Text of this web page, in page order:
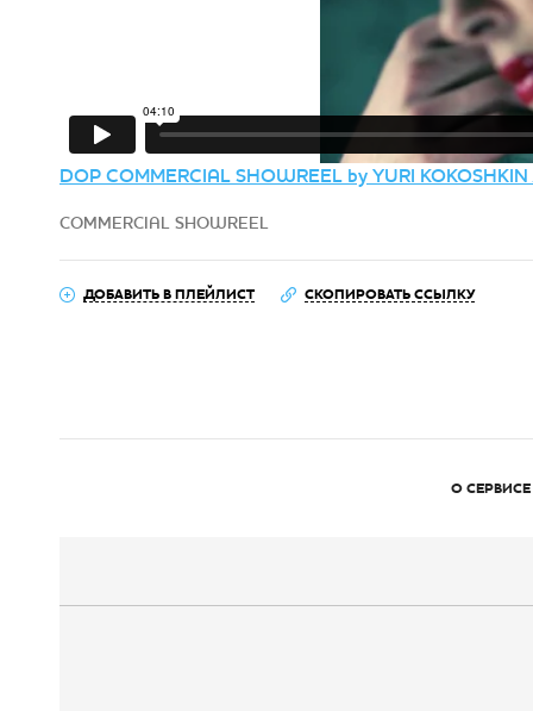
DOP COMMERCIAL SHOWREEL by YURI
COMMERCIAL SHOWREEL
ДОБАВИТЬ В ПЛЕЙЛИСТ СКОПИРОВАТЬ ССЫЛКУ
О СЕРВИСЕ